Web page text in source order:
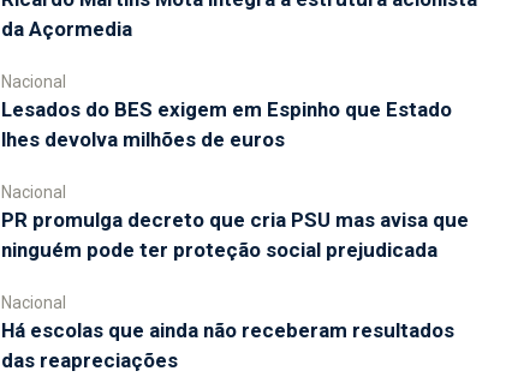
da Açormedia
Nacional
Lesados do BES exigem em Espinho que Estado
lhes devolva milhões de euros
Nacional
PR promulga decreto que cria PSU mas avisa que
ninguém pode ter proteção social prejudicada
Nacional
Há escolas que ainda não receberam resultados
das reapreciações